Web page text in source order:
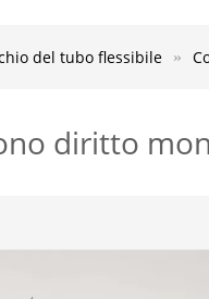
del tubo flessibile
diritto